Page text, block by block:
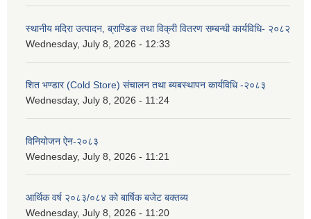
स्थानीय मदिरा उत्पादन, ब्राण्डिङ तथा विक्री वितरण सम्बन्धी कार्यविधि- २०८२
Wednesday, July 8, 2026 - 12:33
शित भण्डार (Cold Store) संचालन तथा ब्यबस्थापन कार्यविधि -२०८३
Wednesday, July 8, 2026 - 11:24
विनियोजन ऐन-२०८३
Wednesday, July 8, 2026 - 11:21
आर्थिक वर्ष २०८३/०८४ को बार्षिक बजेट बक्तब्य
Wednesday, July 8, 2026 - 11:20